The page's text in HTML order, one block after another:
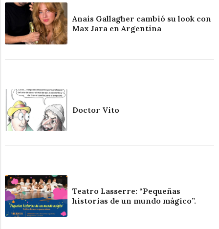
Anais Gallagher cambió su look con
Max Jara en Argentina
Doctor Vito
Teatro Lasserre: “Pequeñas
historias de un mundo mágico”.